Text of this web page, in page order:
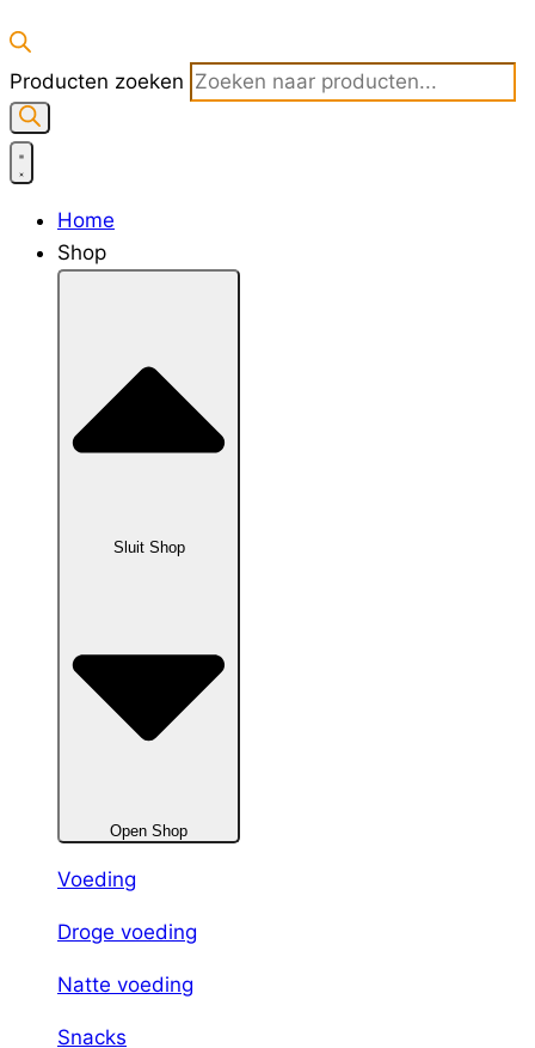
Producten zoeken
Home
Shop
Sluit Shop
Open Shop
Voeding
Droge voeding
Natte voeding
Snacks